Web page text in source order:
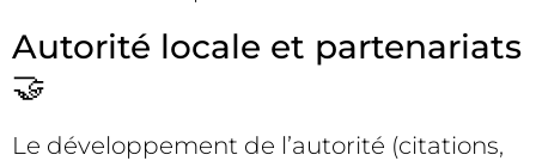
Autorité locale et partenariats
🤝
Le développement de l’autorité (citations,